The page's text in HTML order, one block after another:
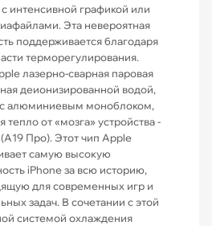
интенсивной графикой или
Эта невероятная
поддерживается благодаря
терморегулирования.
лазерно-сварная паровая
деионизированной водой,
с алюминиевым моноблоком,
от «мозга» устройства -
Про). Этот чип Apple
самую высокую
iPhone за всю историю,
для современных игр и
задач. В сочетании с этой
системой охлаждения